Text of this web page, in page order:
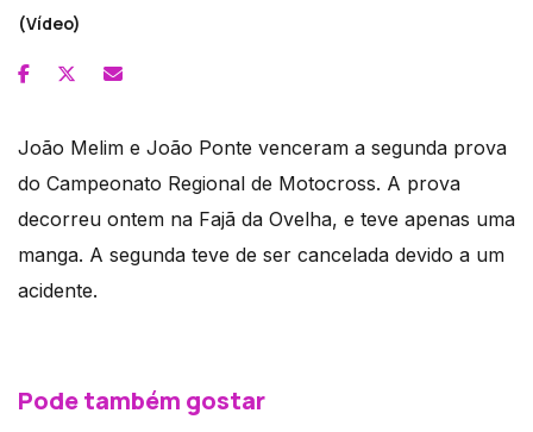
(Vídeo)
João Melim e João Ponte venceram a segunda prova
do Campeonato Regional de Motocross. A prova
decorreu ontem na Fajã da Ovelha, e teve apenas uma
manga. A segunda teve de ser cancelada devido a um
acidente.
Pode também gostar